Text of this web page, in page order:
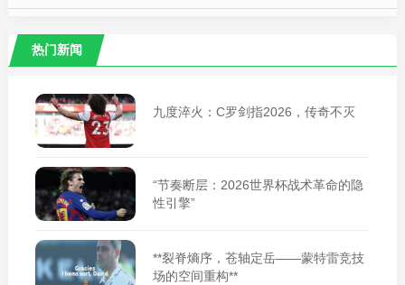
热门新闻
九度淬火：C罗剑指2026，传奇不灭
“节奏断层：2026世界杯战术革命的隐
性引擎”
**裂脊熵序，苍轴定岳——蒙特雷竞技
场的空间重构**